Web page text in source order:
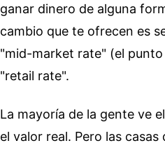
ganar dinero de alguna
cambio que te ofrecen es
"mid-market rate" (el
"retail rate".
La mayoría de la gente ve
el valor real. Pero las